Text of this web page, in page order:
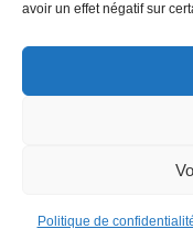
avoir un effet négatif sur
Politique de
Mentions